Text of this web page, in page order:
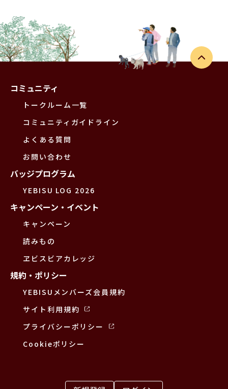
コミュニティ
トークルーム一覧
コミュニティガイドライン
よくある質問
お問い合わせ
バッジプログラム
YEBISU LOG 2026
キャンペーン・イベント
キャンペーン
読みもの
ヱビスビアカレッジ
規約・ポリシー
YEBISUメンバーズ会員規約
サイト利用規約
プライバシーポリシー
Cookieポリシー